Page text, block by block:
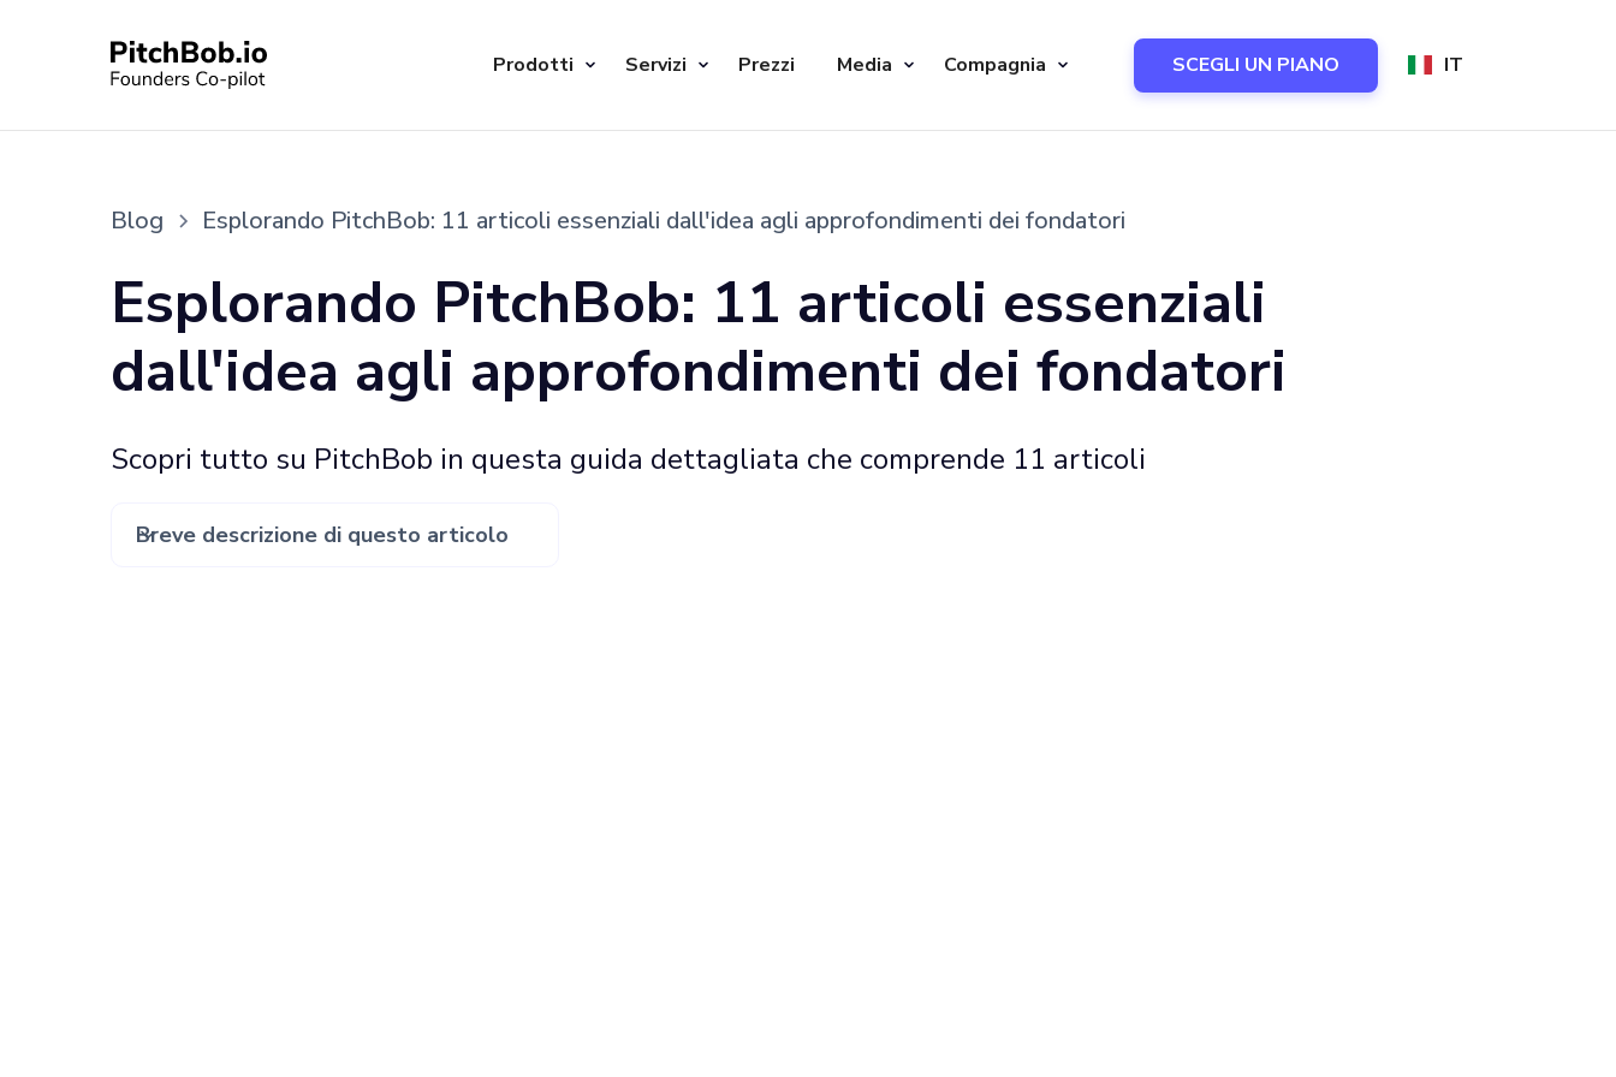
Prodotti Servizi Prezzi Media Compagnia SCEGLI UN PIANO IT
Blog Esplorando PitchBob: 11 articoli essenziali dall'idea agli approfondimenti dei fondatori
Esplorando PitchBob: 11 articoli essenziali
dall'idea agli approfondimenti dei fondatori
Scopri tutto su PitchBob in questa guida dettagliata che comprende 11 articoli
Breve descrizione di questo articolo